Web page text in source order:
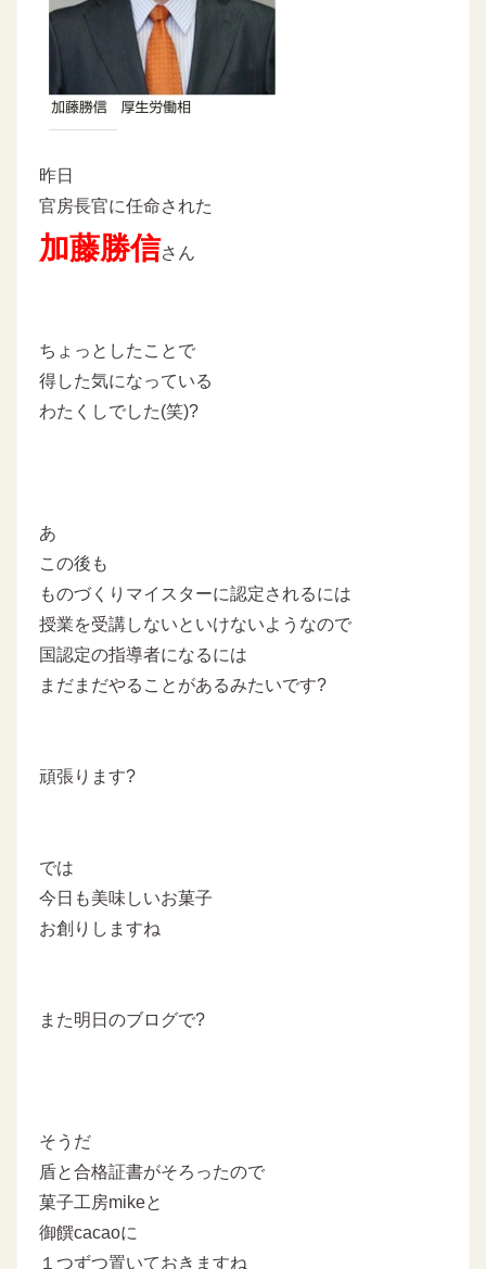
昨日
官房長官に任命された
加藤勝信さん
ちょっとしたことで
得した気になっている
わたくしでした(笑)?
あ
この後も
ものづくりマイスターに認定されるには
授業を受講しないといけないようなので
国認定の指導者になるには
まだまだやることがあるみたいです?
頑張ります?
では
今日も美味しいお菓子
お創りしますね
また明日のブログで?
そうだ
盾と合格証書がそろったので
菓子工房mikeと
御饌cacaoに
１つずつ置いておきますね